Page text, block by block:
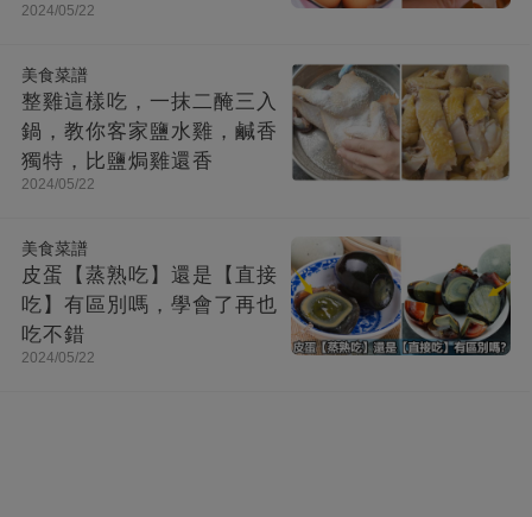
2024/05/22
美食菜譜
整雞這樣吃，一抹二醃三入
鍋，教你客家鹽水雞，鹹香
獨特，比鹽焗雞還香
2024/05/22
美食菜譜
皮蛋【蒸熟吃】還是【直接
吃】有區別嗎，學會了再也
吃不錯
2024/05/22